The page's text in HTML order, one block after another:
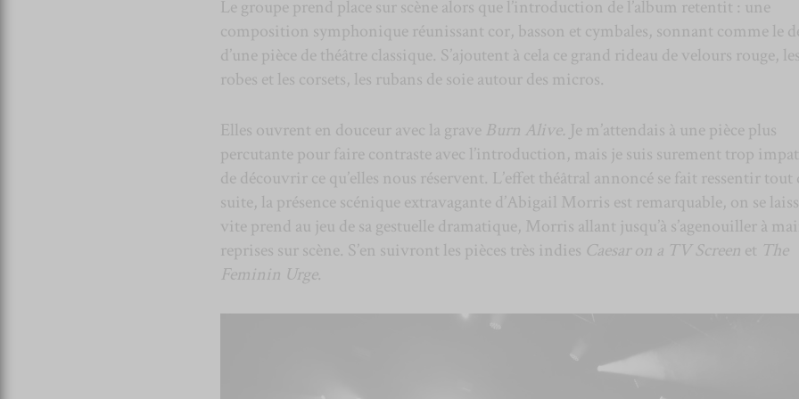
Le groupe prend place sur scène alors que l’introduction de l’album retentit : une
composition symphonique réunissant cor, basson et cymbales, sonnant comme le
d’une pièce de théâtre classique. S’ajoutent à cela ce grand rideau de velours rouge, les
robes et les corsets, les rubans de soie autour des micros.
Elles ouvrent en douceur avec la grave Burn Alive. Je m’attendais à une pièce plus
percutante pour faire contraste avec l’introduction, mais je suis surement trop
de découvrir ce qu’elles nous réservent. L’effet théâtral annoncé se fait ressentir tout
suite, la présence scénique extravagante d’Abigail Morris est remarquable, on se
vite prend au jeu de sa gestuelle dramatique, Morris allant jusqu’à s’agenouiller à
reprises sur scène. S’en suivront les pièces très indies Caesar on a TV Screen et The
Feminin Urge.